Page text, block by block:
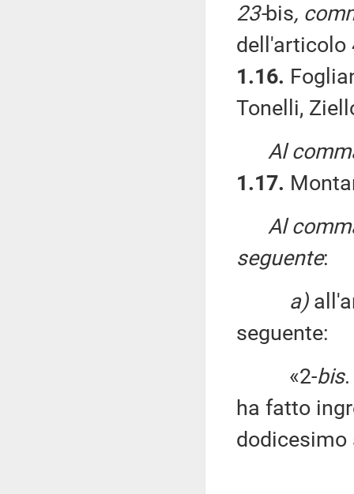
23-bis,
dell'articolo
1.16.
Tonelli,
Al
1.17.
Al
seguente:
a)
seguente:
«2-bis
ha fatto
dodicesimo